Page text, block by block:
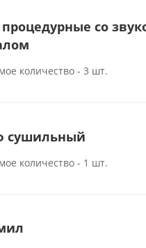
со
количество - 3 шт.
сушильный
количество - 1 шт.